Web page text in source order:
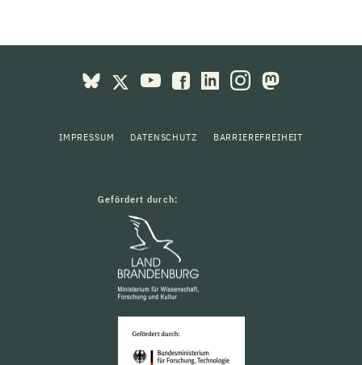
IMPRESSUM DATENSCHUTZ BARRIEREFREIHEIT
Gefördert durch: